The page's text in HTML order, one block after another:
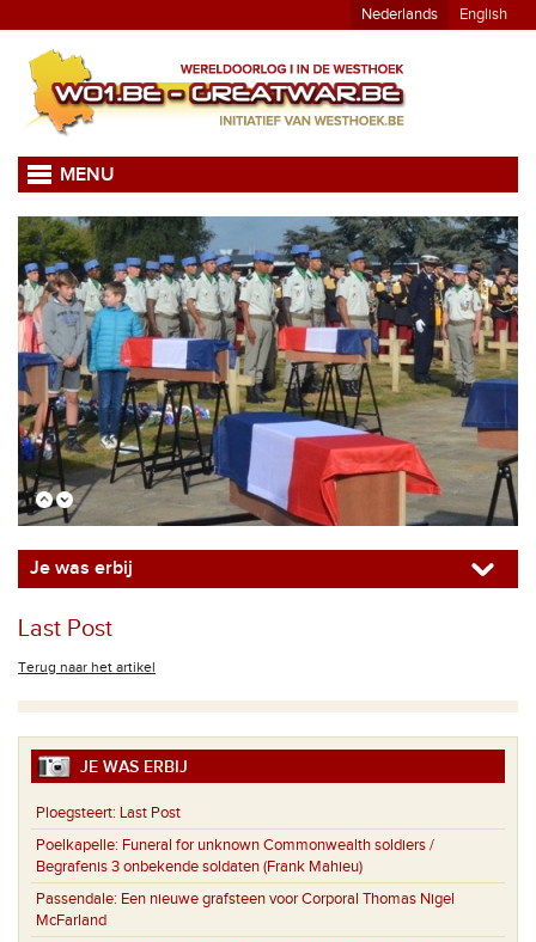
Nederlands English
MENU
Je was erbij
Last Post
Terug naar het artikel
JE WAS ERBIJ
Ploegsteert: Last Post
Poelkapelle: Funeral for unknown Commonwealth soldiers /
Begrafenis 3 onbekende soldaten (Frank Mahieu)
Passendale: Een nieuwe grafsteen voor Corporal Thomas Nigel
McFarland